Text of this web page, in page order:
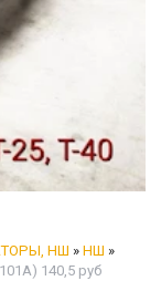
НШ » НШ »
140,5 руб